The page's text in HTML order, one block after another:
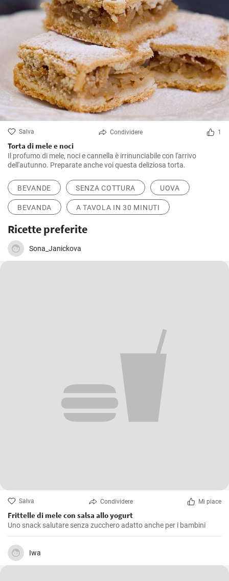
Salva Condividere 1
Torta di mele e noci
Il profumo di mele, noci e cannella è irrinunciabile con l'arrivo
dell'autunno. Preparate anche voi questa deliziosa torta.
BEVANDE SENZA COTTURA UOVA
BEVANDA A TAVOLA IN 30 MINUTI
Ricette preferite
Sona_Janickova
Salva Condividere Mi piace
Frittelle di mele con salsa allo yogurt
Uno snack salutare senza zucchero adatto anche per i bambini
Iwa